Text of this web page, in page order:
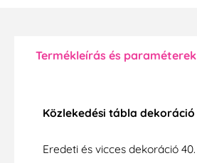
Termékleírás és paraméterek
Közlekedési tábla dekoráció
Eredeti és vicces dekoráció